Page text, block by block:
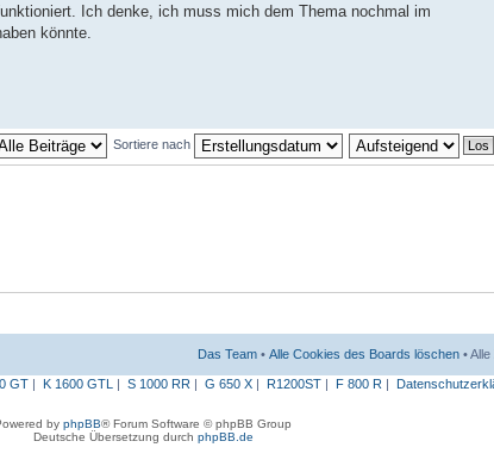
Ich denke, ich muss mich dem Thema nochmal im
könnte.
Sortiere nach
Das Team • Alle Cookies des Boards löschen •
GT| K 1600 GTL | S 1000 RR | G 650 X| R1200ST| F 800 R |
by phpBB® Forum Software © phpBB Group
Deutsche Übersetzung durch phpBB.de